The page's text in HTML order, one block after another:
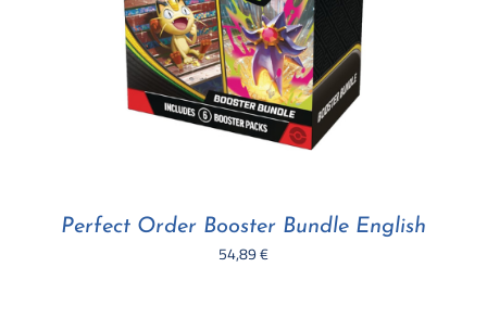
Perfect Order Booster Bundle English
54,89€